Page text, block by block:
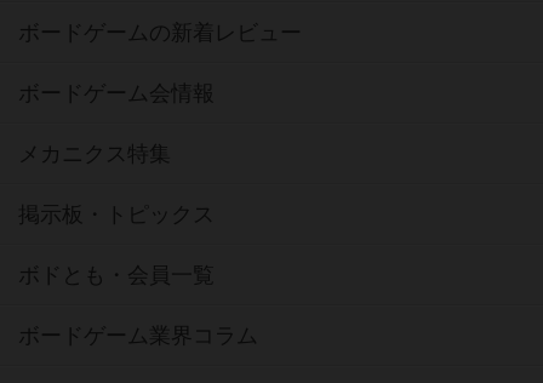
ボードゲームの新着レビュー
ボードゲーム会情報
メカニクス特集
掲示板・トピックス
ボドとも・会員一覧
ボードゲーム業界コラム